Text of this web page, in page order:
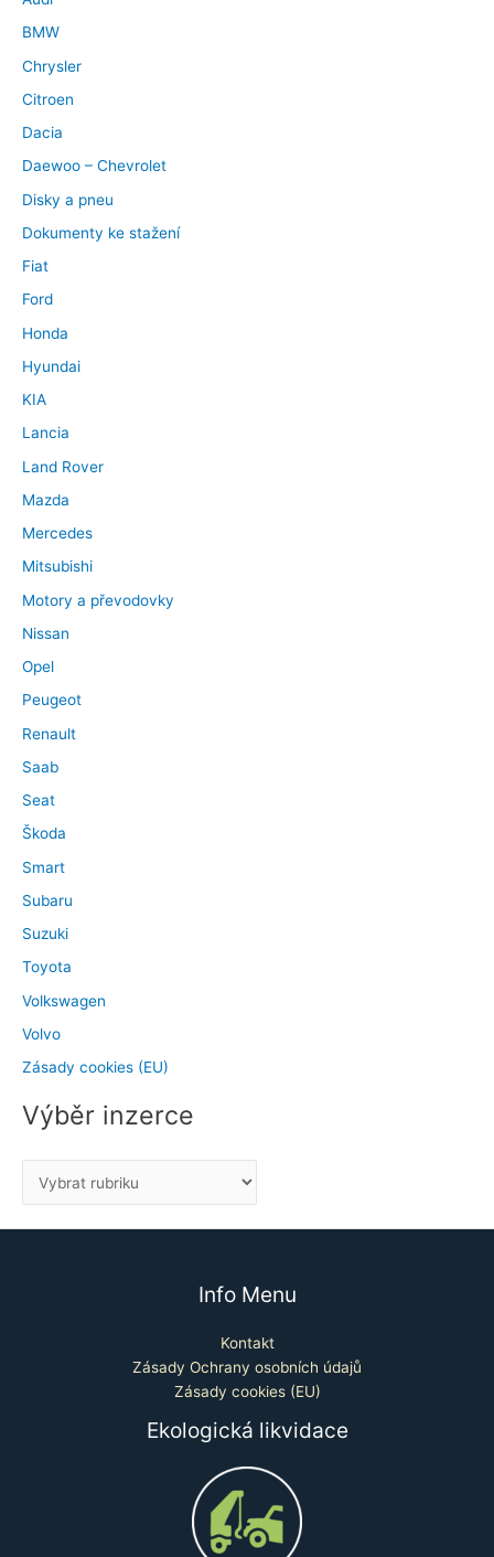
BMW
Chrysler
Citroen
Dacia
Daewoo – Chevrolet
Disky a pneu
Dokumenty ke stažení
Fiat
Ford
Honda
Hyundai
KIA
Lancia
Land Rover
Mazda
Mercedes
Mitsubishi
Motory a převodovky
Nissan
Opel
Peugeot
Renault
Saab
Seat
Škoda
Smart
Subaru
Suzuki
Toyota
Volkswagen
Volvo
Zásady cookies (EU)
Výběr inzerce
Info Menu
Kontakt
Zásady Ochrany osobních údajů
Zásady cookies (EU)
Ekologická likvidace